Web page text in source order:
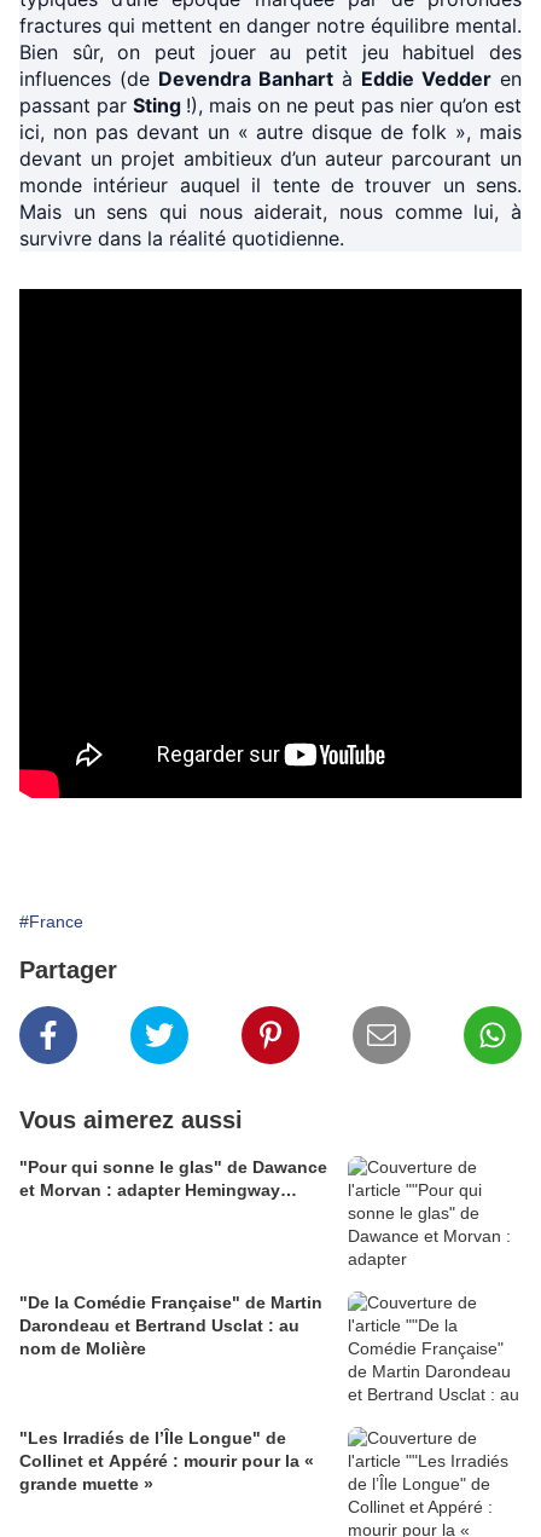
fractures qui mettent en danger notre équilibre mental.
Bien sûr, on peut jouer au petit jeu habituel des
influences (de Devendra Banhart à Eddie Vedder en
passant par Sting !), mais on ne peut pas nier qu’on est
ici, non pas devant un « autre disque de folk », mais
devant un projet ambitieux d’un auteur parcourant un
monde intérieur auquel il tente de trouver un sens.
Mais un sens qui nous aiderait, nous comme lui, à
survivre dans la réalité quotidienne.
#France
Partager
Vous aimerez aussi
"Pour qui sonne le glas" de Dawance
et Morvan : adapter Hemingway…
"De la Comédie Française" de Martin
Darondeau et Bertrand Usclat : au
nom de Molière
"Les Irradiés de l’Île Longue" de
Collinet et Appéré : mourir pour la «
grande muette »